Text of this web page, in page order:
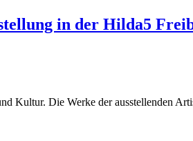
in der Hilda5
Kultur. Die Werke der ausstellenden